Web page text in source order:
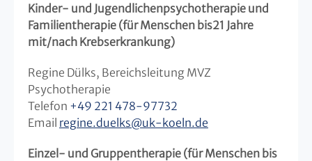
Kinder- und Jugendlichenpsychotherapie und
Familientherapie (für Menschen bis21 Jahre
mit/nach Krebserkrankung)
Regine Dülks, Bereichsleitung MVZ
Psychotherapie
Telefon +49 221 478-97732
Email regine.duelks@uk-koeln.de
Einzel- und Gruppentherapie (für Menschen bis